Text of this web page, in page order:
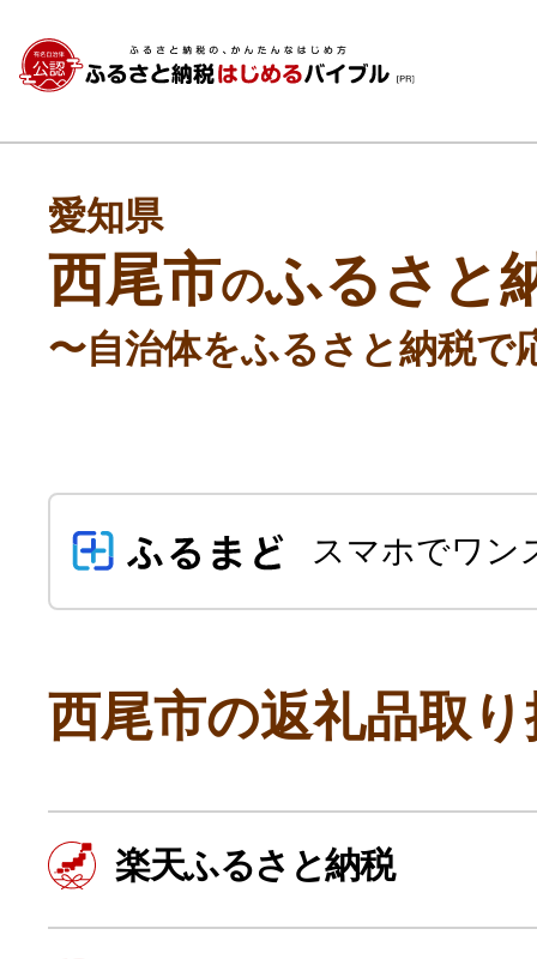
よく見られている返礼品
愛知県
西尾市のふるさと
〜自治体をふるさと納税で
スマホでワン
西尾市の返礼品取
楽天ふるさと納税